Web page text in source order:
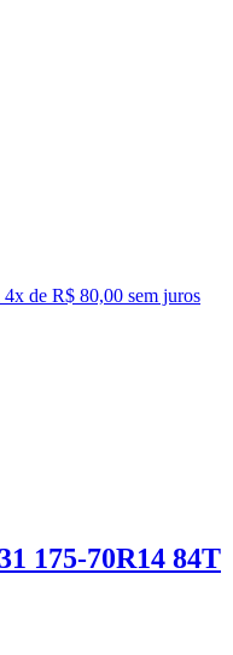
4x de R$ 80,00 sem juros
175-70R14 84T